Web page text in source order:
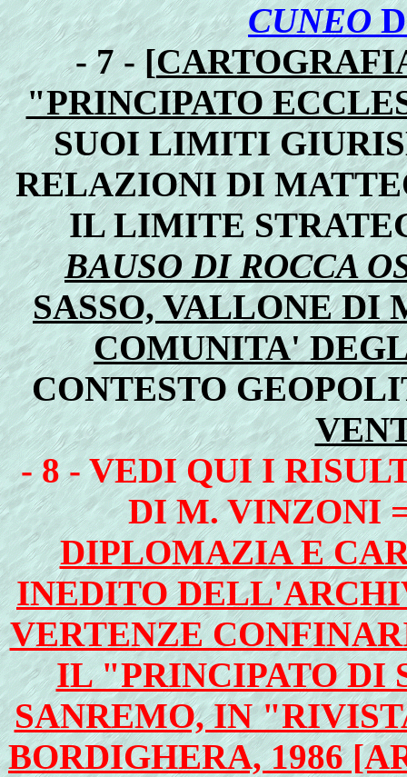
CUNEO
- 7 - [
"PRINCIPATO
SUOI LIMITI
RELAZIONI DI
IL LIMITE
BAUSO DI ROCCA
SASSO, VALLONE DI
COMUNITA'
CONTESTO
-8 - VEDI QUI I
DI M. VINZONI
DIPLOMAZIA E
INEDITO
VERTENZE
IL "PRINCIPATO DI
SANREMO, IN
BORDIGHERA, 1986